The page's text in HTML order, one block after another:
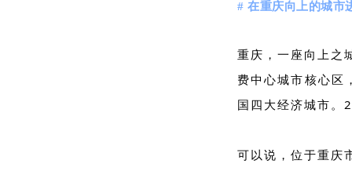
# 在重庆向上的城市
重庆，一座向上之
费中心城市核心区
国四大经济城市。
可以说，位于重庆